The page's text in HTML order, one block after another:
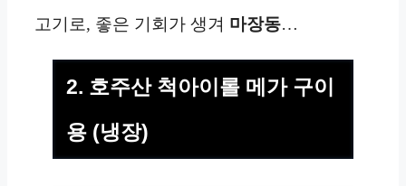
고기로, 좋은 기회가 생겨 마장동…
2. 호주산 척아이롤 메가 구이
용 (냉장)